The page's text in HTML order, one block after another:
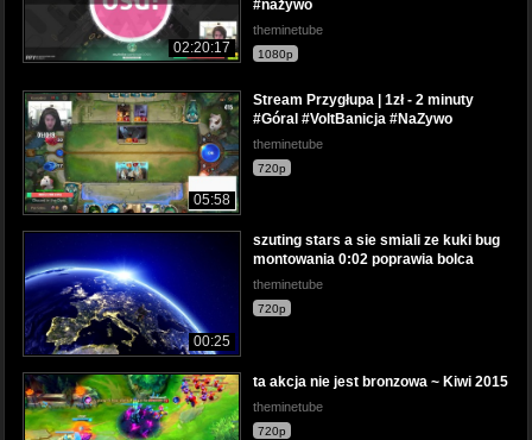
02:20:17
#nażywo
theminetube
1080p
05:58
Stream Przygłupa | 1zł - 2 minuty
#Góral #VoltBanicja #NaZywo
theminetube
720p
00:25
szuting stars a sie smiali ze kuki bug
montowania 0:02 poprawia bolca
theminetube
720p
ta akcja nie jest bronzowa ~ Kiwi 2015
theminetube
720p